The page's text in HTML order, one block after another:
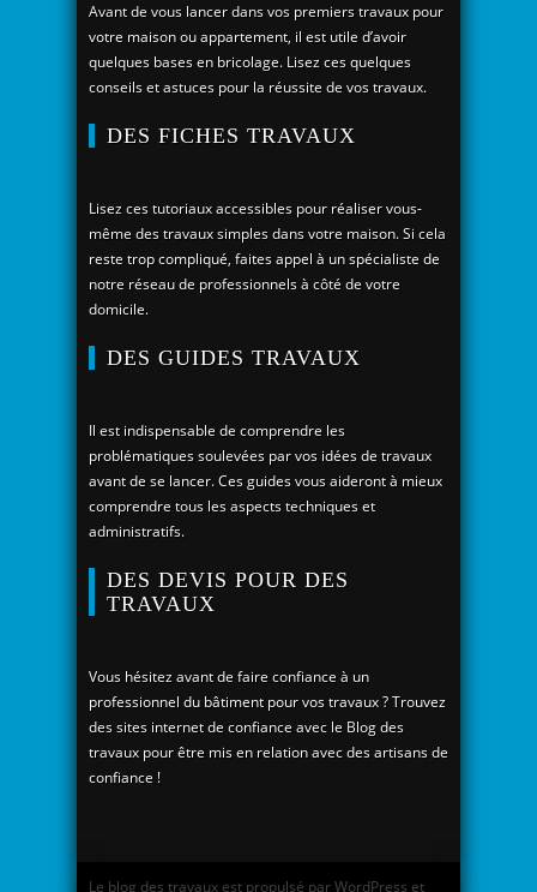
Avant de vous lancer dans vos premiers travaux pour
votre maison ou appartement, il est utile d’avoir
quelques bases en bricolage. Lisez ces quelques
conseils et astuces pour la réussite de vos travaux.
DES FICHES TRAVAUX
Lisez ces tutoriaux accessibles pour réaliser vous-
même des travaux simples dans votre maison. Si cela
reste trop compliqué, faites appel à un spécialiste de
notre réseau de professionnels à côté de votre
domicile.
DES GUIDES TRAVAUX
Il est indispensable de comprendre les
problématiques soulevées par vos idées de travaux
avant de se lancer. Ces guides vous aideront à mieux
comprendre tous les aspects techniques et
administratifs.
DES DEVIS POUR DES
TRAVAUX
Vous hésitez avant de faire confiance à un
professionnel du bâtiment pour vos travaux ? Trouvez
des sites internet de confiance avec le Blog des
travaux pour être mis en relation avec des artisans de
confiance !
Le blog des travaux est propulsé par WordPress et